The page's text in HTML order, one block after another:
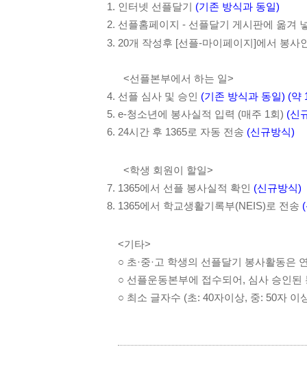
인터넷 선플달기 (기존 방식과 동일)
선플홈페이지 - 선플달기 게시판에 옮겨
20개 작성후 [선플-마이페이지]에서 봉사
<선플본부에서 하는 일>
선플 심사 및 승인 (기존 방식과 동일) (약
e-청소년에 봉사실적 입력 (매주 1회) (신
24시간 후 1365로 자동 전송 (신규방식)
<학생 회원이 할일>
1365에서 선플 봉사실적 확인 (신규방식)
1365에서 학교생활기록부(NEIS)로 전송
<기타>
○ 초·중·고 학생의 선플달기 봉사활동은
○ 선플운동본부에 접수되어, 심사 승인
○ 최소 글자수 (초: 40자이상, 중: 50자 이